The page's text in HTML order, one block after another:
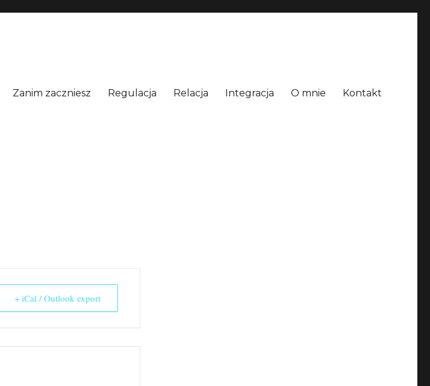
Zanim zaczniesz Regulacja Relacja Integracja O mnie Kontakt
+ iCal / Outlook export